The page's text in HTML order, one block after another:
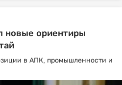
новые ориентиры
в АПК, промышленности и